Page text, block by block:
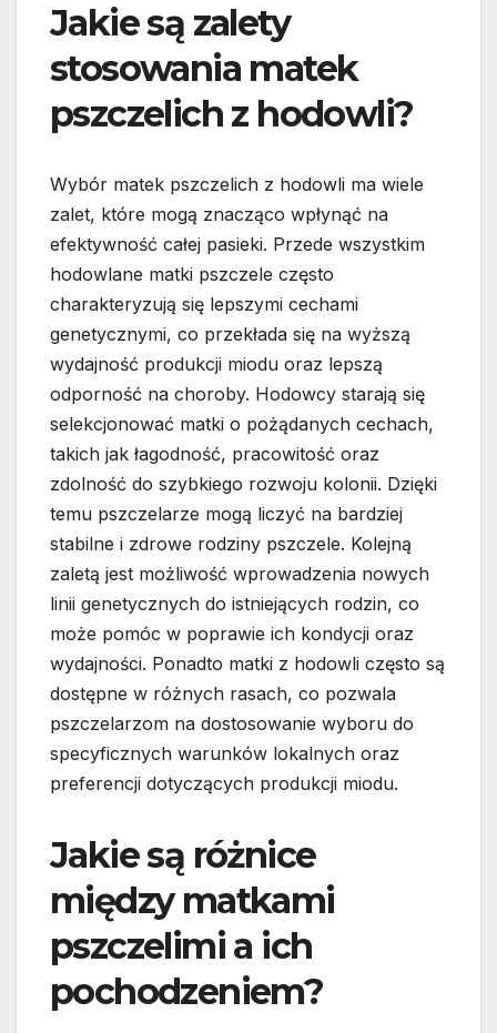
Jakie są zalety
stosowania matek
pszczelich z hodowli?
Wybór matek pszczelich z hodowli ma wiele
zalet, które mogą znacząco wpłynąć na
efektywność całej pasieki. Przede wszystkim
hodowlane matki pszczele często
charakteryzują się lepszymi cechami
genetycznymi, co przekłada się na wyższą
wydajność produkcji miodu oraz lepszą
odporność na choroby. Hodowcy starają się
selekcjonować matki o pożądanych cechach,
takich jak łagodność, pracowitość oraz
zdolność do szybkiego rozwoju kolonii. Dzięki
temu pszczelarze mogą liczyć na bardziej
stabilne i zdrowe rodziny pszczele. Kolejną
zaletą jest możliwość wprowadzenia nowych
linii genetycznych do istniejących rodzin, co
może pomóc w poprawie ich kondycji oraz
wydajności. Ponadto matki z hodowli często są
dostępne w różnych rasach, co pozwala
pszczelarzom na dostosowanie wyboru do
specyficznych warunków lokalnych oraz
preferencji dotyczących produkcji miodu.
Jakie są różnice
między matkami
pszczelimi a ich
pochodzeniem?